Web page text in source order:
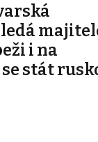
i na
stát